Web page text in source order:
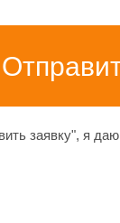
заявку", я даю